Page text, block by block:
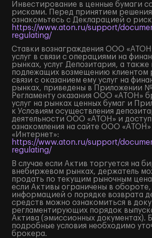
Инвестирование в ценные бумаги
рисками. Перед принятием решения
ознакомьтесь с Декларацией о
https://www.aton.ru/support/
regulating/
Ставки вознаграждения ООО
услуг в связи с операциями на
рынках, услуг Депозитария, а также
подлежащих возмещению клиентом
связи с оказанием ему услуг на
рынках, приведены в Приложении
Регламенту оказания ООО «АТОН»
услуг на рынках ценных бумаг и
к Условиям осуществления
деятельности ООО «АТОН» и
ознакомления на сайте ООО «АТОН»
«Интернет»:
https://www.aton.ru/support/
regulating/
В случае если Актив торгуется на
внебиржевом рынках, держатель
продать по текущим рыночным
если Активы ограничены в обороте,
информацией о порядке возврата
средств можно ознакомиться в
регламентирующих порядок
Актива (эмиссионных документах).
подробные условия необходимо
брокера.